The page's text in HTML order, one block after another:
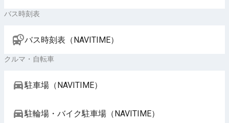
バス時刻表
バス時刻表（NAVITIME）
クルマ・自転車
駐車場（NAVITIME）
駐輪場・バイク駐車場（NAVITIME）